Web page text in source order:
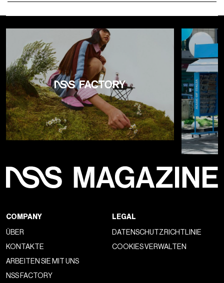
COMPANY
ÜBER
KONTAKTE
ARBEITEN SIE MIT UNS
NSS FACTORY
LEGAL
DATENSCHUTZRICHTLINIE
COOKIES VERWALTEN